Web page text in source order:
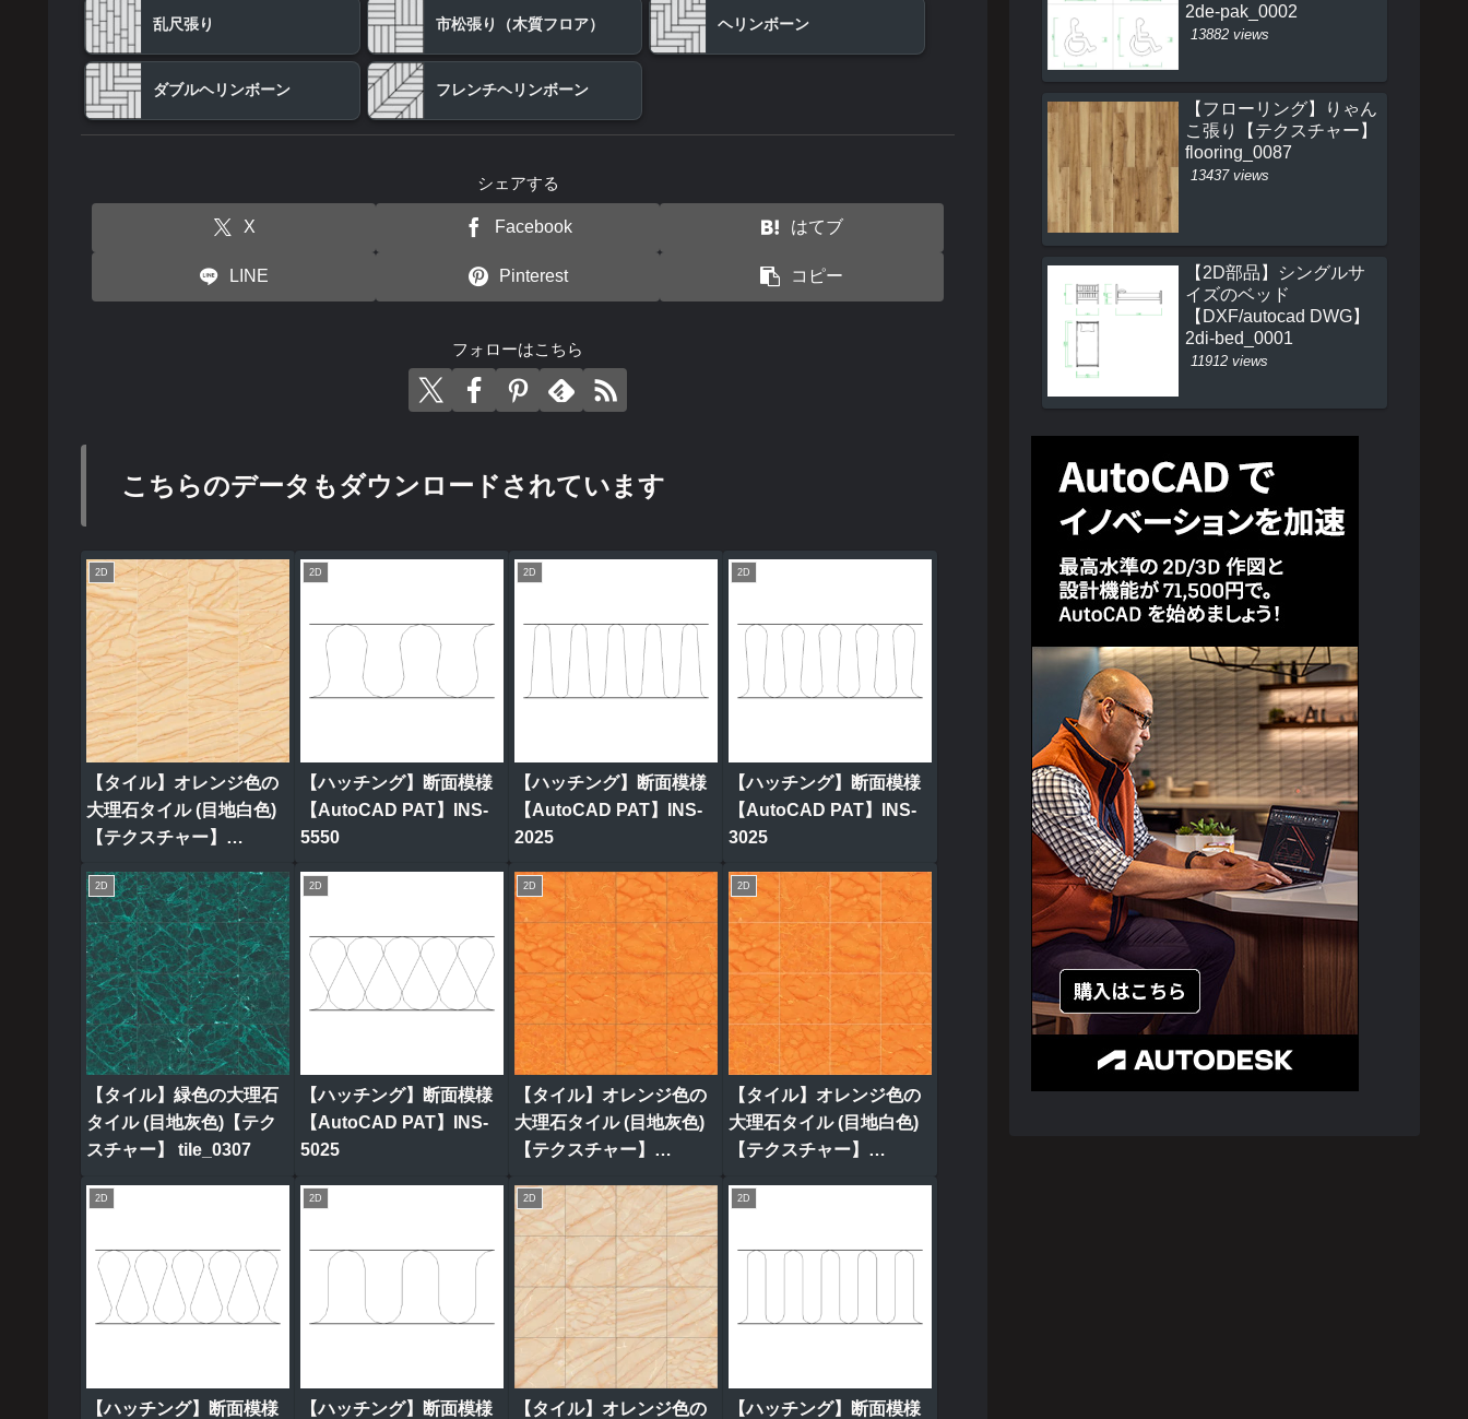
乱尺張り 市松張り（木質フロア） ヘリンボーン
ダブルヘリンボーン フレンチヘリンボーン
シェアする
X Facebook はてブ
LINE Pinterest コピー
フォローはこちら
こちらのデータもダウンロードされています
2D
【タイル】オレンジ色の
大理石タイル (目地白色)
【テクスチャー】
2D
【ハッチング】断面模様
【AutoCAD PAT】INS-
5550
2D
【ハッチング】断面模様
【AutoCAD PAT】INS-
2025
2D
【ハッチング】断面模様
【AutoCAD PAT】INS-
3025
2D
【タイル】緑色の大理石
タイル (目地灰色)【テク
スチャー】 tile_0307
2D
【ハッチング】断面模様
【AutoCAD PAT】INS-
5025
2D
【タイル】オレンジ色の
大理石タイル (目地灰色)
【テクスチャー】
2D
【タイル】オレンジ色の
大理石タイル (目地白色)
【テクスチャー】
2D
【ハッチング】断面模様
2D
【ハッチング】断面模様
2D
【タイル】オレンジ色の
2D
【ハッチング】断面模様
2de-pak_0002
13882 views
【フローリング】りゃん
こ張り【テクスチャー】
flooring_0087
13437 views
【2D部品】シングルサ
イズのベッド
【DXF/autocad DWG】
2di-bed_0001
11912 views